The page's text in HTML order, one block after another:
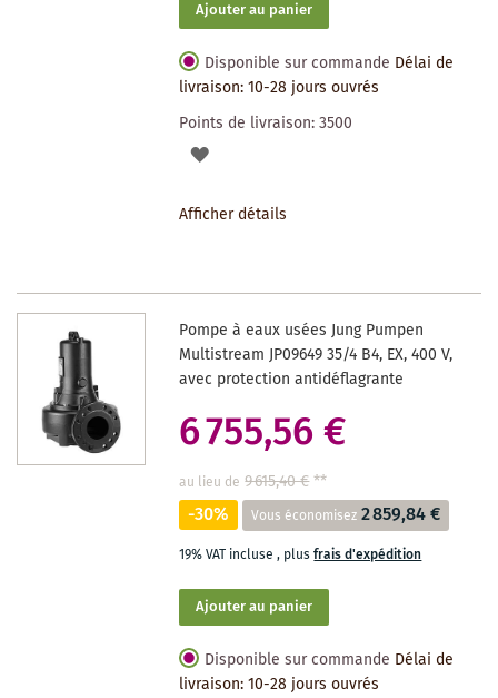
Ajouter au panier
Disponible sur commande Délai de
livraison: 10-28 jours ouvrés
Points de livraison:3500
AJOUTER
SOUHAITS
Afficher détails
Pompe à eaux usées Jung Pumpen
Multistream JP09649 35/4 B4, EX, 400 V,
avec protection antidéflagrante
6 755,56 €
au lieu de 9 615,40 €**
-30% Vous économisez 2 859,84 €
19% VAT incluse, plusfrais d'expédition
Ajouter au panier
Disponible sur commande Délai de
livraison: 10-28 jours ouvrés